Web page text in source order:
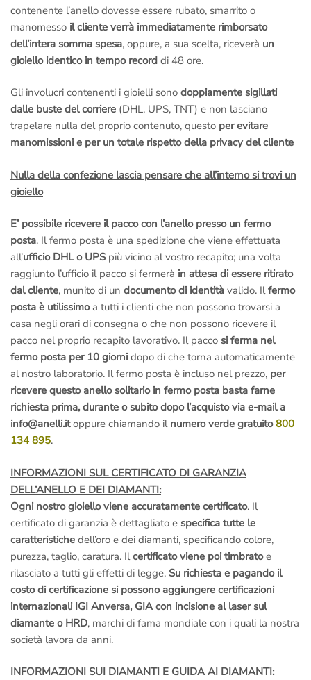
contenente l’anello dovesse essere rubato, smarrito o
manomesso il cliente verrà immediatamente rimborsato
dell’intera somma spesa, oppure, a sua scelta, riceverà un
gioiello identico in tempo record di 48 ore.
Gli involucri contenenti i gioielli sono doppiamente sigillati
dalle buste del corriere (DHL, UPS, TNT) e non lasciano
trapelare nulla del proprio contenuto, questo per evitare
manomissioni e per un totale rispetto della privacy del cliente
Nulla della confezione lascia pensare che all’interno si trovi un
gioiello
E’ possibile ricevere il pacco con l’anello presso un fermo
posta. Il fermo posta è una spedizione che viene effettuata
all’ufficio DHL o UPSpiù vicino al vostro recapito; una volta
raggiunto l’ufficio il pacco si fermerà in attesa di essere ritirato
dal cliente, munito di un documento di identità valido. Ilfermo
posta è utilissimoa tutti i clienti che non possono trovarsi a
casa negli orari di consegna o che non possono ricevere il
pacco nel proprio recapito lavorativo. Il pacco si ferma nel
fermo posta per 10 giorni dopo di che torna automaticamente
al nostro laboratorio. Il fermo posta è incluso nel prezzo, per
ricevere questo anello solitario in fermo posta basta farne
richiesta prima, durante o subito dopo l’acquisto via e-mail a
info@anelli.itoppure chiamando il numero verde gratuito800
134 895.
INFORMAZIONI SUL CERTIFICATO DI GARANZIA
DELL’ANELLO E DEI DIAMANTI:
Ogni nostro gioiello viene accuratamente certificato. Il
certificato di garanzia è dettagliato e specifica tutte le
caratteristiche dell’oro e dei diamanti, specificando colore,
purezza, taglio, caratura. Ilcertificato viene poi timbratoe
rilasciato a tutti gli effetti di legge. Su richiesta e pagando il
costo di certificazione si possono aggiungere certificazioni
internazionali IGI Anversa, GIA con incisione al laser sul
diamante o HRD, marchi di fama mondiale con i quali la nostra
società lavora da anni.
INFORMAZIONI SUI DIAMANTI E GUIDA AI DIAMANTI: